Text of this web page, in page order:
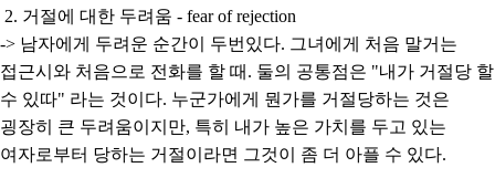
2. 거절에 대한 두려움 - fear of rejection
-> 남자에게 두려운 순간이 두번있다. 그녀에게 처음 말거는
접근시와 처음으로 전화를 할 때. 둘의 공통점은 "내가 거절당 할
수 있따" 라는 것이다. 누군가에게 뭔가를 거절당하는 것은
굉장히 큰 두려움이지만, 특히 내가 높은 가치를 두고 있는
여자로부터 당하는 거절이라면 그것이 좀 더 아플 수 있다.